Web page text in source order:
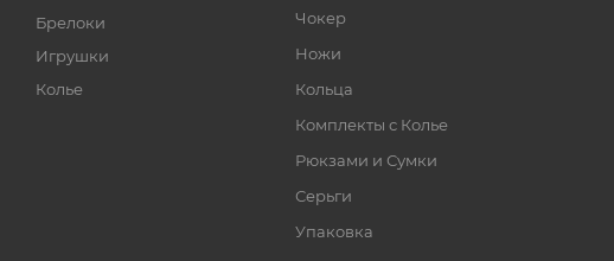
Брелоки
Игрушки
Колье
Чокер
Ножи
Кольца
Комплекты с Колье
Рюкзами и Сумки
Серьги
Упаковка